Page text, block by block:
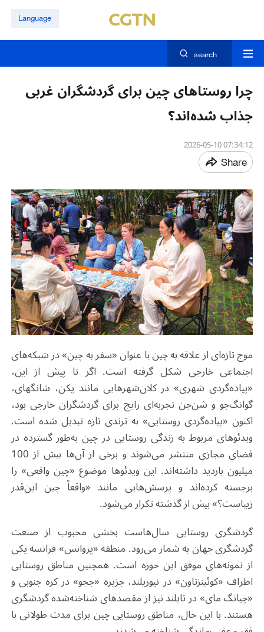
Language
search
چرا روستاهای چین برای گردشگران غربی
جذاب شده‌اند؟
07:34:12 2026-05-10
Share
موج تازه‌ای از علاقه به چین با عنوان «سفر به چین» در شبکه‌های
اجتماعی خارجی شکل گرفته است. اگر تا پیش از این،
«پیاده‌گردی شهری» در کلان‌شهرهایی مانند پکن، شانگهای،
گوانگ‌جو و شن‌جن تجربه‌ای رایج برای گردشگران خارجی بود،
اکنون «پیاده‌گردی روستایی» به ترندی تازه تبدیل شده است.
ویدئوهای مربوط به زندگی روستایی در چین به‌طور گسترده در
فضای مجازی منتشر می‌شوند و برخی از آن‌ها بیش از 100
میلیون بازدید داشته‌اند. این ویدئوها موضوع «چین واقعی» را
برجسته کرده‌اند و پرسش‌هایی مانند «واقعاً چین این‌قدر
زیباست؟» بیش از گذشته تکرار می‌شود.
گردشگری روستایی سال‌هاست بخشی محبوب از صنعت
گردشگری جهان به شمار می‌رود. منطقه «پروانس» فرانسه یکی
از نمونه‌های موفق این حوزه است. همچنین مناطق روستایی
اطراف «کوئینزتاون» در نیوزیلند، جزیره «ججو» در کره جنوبی و
«چیانگ مای» در تایلند نیز از مقصدهای شناخته‌شده گردشگری
هستند. با این حال، مناطق روستایی چین برای مدت طولانی با